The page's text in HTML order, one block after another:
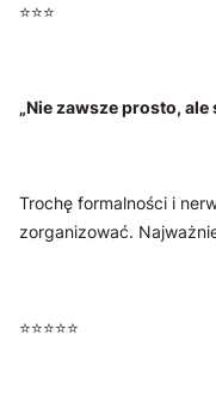
⭐️⭐️⭐️
„Nie zawsze prosto, ale
Trochę formalności i
zorganizować.
⭐️⭐️⭐️⭐️⭐️